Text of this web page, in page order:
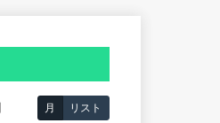
月 リスト